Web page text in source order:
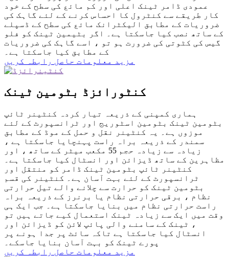
عمودی ڈامر ٹینک اعلی اور کم مائع کی سطح کے خود
کار طریقے سے کنٹرول کا احساس کرنے کے لئے گاہک کی
ضروریات کے مطابق الیکٹرانک مائع کی سطح کے ڈسپلے
کے ساتھ نصب کیا جاسکتا ہے۔ اگر بٹیمین ٹینک کو فلو
گیس کی کٹوتی کی ضرورت ہو تو ، اسے گاہک کی ضروریات
کے مطابق کیا جاسکتا ہے۔
مزید معلومات حاصل رابطہ کریں
کنٹورائزڈ بٹومین ٹینک
ہماری کمپنی کے ذریعہ تیار کردہ کنٹینر ٹائپ
بٹومین ٹینک بٹومین اسٹوریج اور ٹرانسپورٹ کے لئے
موزوں ہے۔ یہ کنٹینر نقل و حمل کے موڈ کے مطابق
سمندر کے ذریعہ براہ راست پہنچایا جاسکتا ہے ،
زیادہ سے زیادہ حجم 55 مکعب میٹر کے ساتھ ، اور
مظاہرین کے ساتھ ڈیزائن اور انسٹال کیا جاسکتا ہے۔
کنٹینر ٹائپ بٹومین ٹینک ڈامر کو منتقل اور
ٹرانسپورٹ کے لئے بہت آسان ہے۔ کنٹینر کی قسم
بٹومین ٹینک کو حرارت سے چلانے والے تیل حرارتی
نظام ، برقی حرارتی نظام یا برنرز کے ذریعہ براہ
راست حرارتی نظام میں بنایا جاسکتا ہے۔ جب ایک ہی
وقت میں ایک سے زیادہ ٹینک استعمال کیے جاتے ہیں تو
، ٹینک کے سامنے والی پائپ لائن کو ڈیزائن اور
انسٹال کیا جاسکتا ہے تاکہ سائٹ پر جدا ہونے پر
پورے ٹینک کو بہت آسان بنایا جاسکے۔
مزید معلومات حاصل رابطہ کریں